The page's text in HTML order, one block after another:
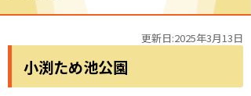
更新日:2025年3月13日
小渕ため池公園